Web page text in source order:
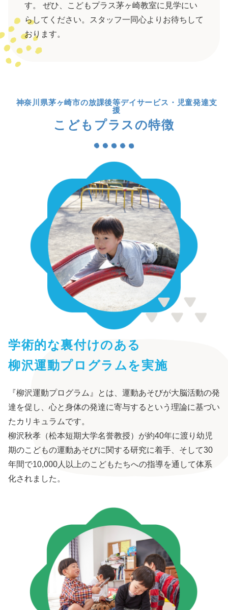
す。 ぜひ、こどもプラス茅ヶ崎教室に見学にい
らしてください。スタッフ一同心よりお待ちして
おります。
神奈川県茅ヶ崎市の放課後等デイサービス・児童発達支
援
こどもプラスの特徴
学術的な裏付けのある
柳沢運動プログラムを実施
『柳沢運動プログラム』とは、運動あそびが大脳活動の発
達を促し、心と身体の発達に寄与するという理論に基づい
たカリキュラムです。
柳沢秋孝（松本短期大学名誉教授）が約40年に渡り幼児
期のこどもの運動あそびに関する研究に着手、そして30
年間で10,000人以上のこどもたちへの指導を通して体系
化されました。